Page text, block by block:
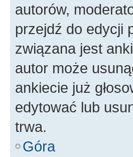
autorów,
przejdź do edycji
związana jest
autor może
ankiecie już
edytować lub
trwa.
Góra